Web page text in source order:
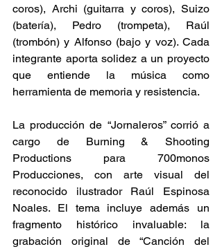
coros), Archi (guitarra y coros), Suizo
(batería), Pedro (trompeta), Raúl
(trombón) y Alfonso (bajo y voz). Cada
integrante aporta solidez a un proyecto
que entiende la música como
herramienta de memoria y resistencia.
La producción de “Jornaleros” corrió a
cargo de Burning & Shooting
Productions para 700monos
Producciones, con arte visual del
reconocido ilustrador Raúl Espinosa
Noales. El tema incluye además un
fragmento histórico invaluable: la
grabación original de “Canción del